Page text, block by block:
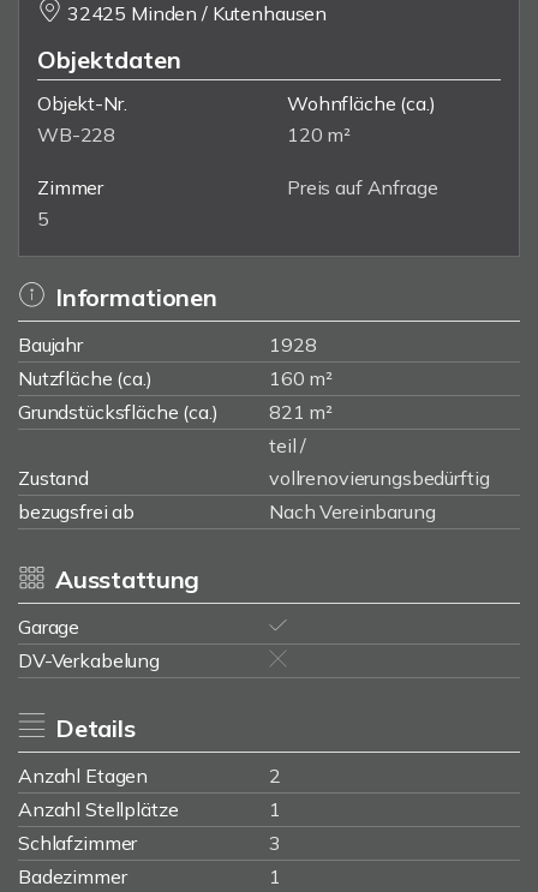
32425 Minden / Kutenhausen
Objektdaten
Objekt-Nr.
WB-228
Wohnfläche (ca.)
120 m²
Zimmer
5
Preis auf Anfrage
Informationen
Baujahr
1928
Nutzfläche (ca.)
160 m²
Grundstücksfläche (ca.)
821 m²
Zustand
teil /
vollrenovierungsbedürftig
bezugsfrei ab
Nach Vereinbarung
Ausstattung
Garage
DV-Verkabelung
Details
Anzahl Etagen
2
Anzahl Stellplätze
1
Schlafzimmer
3
Badezimmer
1